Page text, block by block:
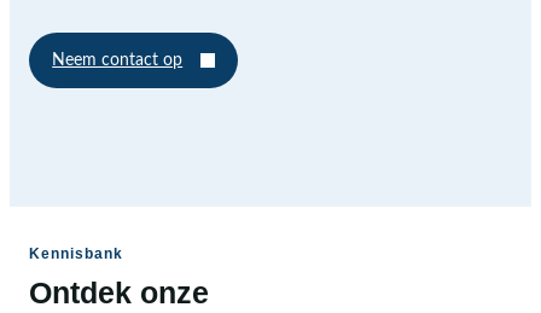
Neem contact op
Kennisbank
Ontdek onze